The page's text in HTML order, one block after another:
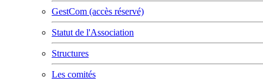
GestCom (accès réservé)
Statut de l'Association
Structures
Les comités